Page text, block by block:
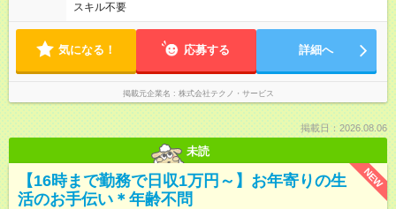
スキル不要
気になる！ 応募する 詳細へ
掲載元企業名 株式会社テクノ・サービス
掲載日：2026.08.06
未読
NEW
【16時まで勤務で日収1万円～】お年寄りの生
活のお手伝い＊年齢不問